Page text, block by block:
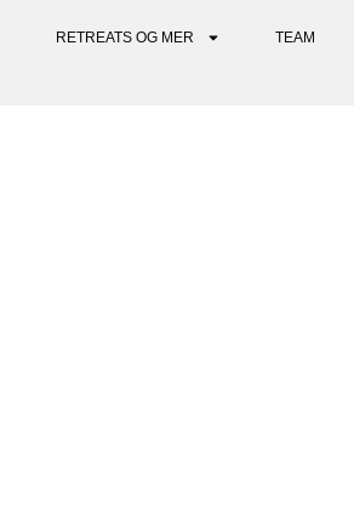
RETREATS OG MER TEAM